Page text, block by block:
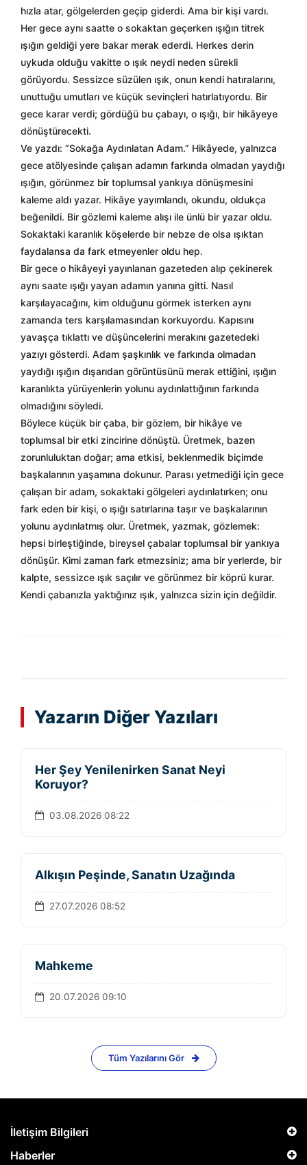
hızla atar, gölgelerden geçip giderdi. Ama bir kişi vardı.
Her gece aynı saatte o sokaktan geçerken ışığın titrek
ışığın geldiği yere bakar merak ederdi. Herkes derin
uykuda olduğu vakitte o ışık neydi neden sürekli
görüyordu. Sessizce süzülen ışık, onun kendi hatıralarını,
unuttuğu umutları ve küçük sevinçleri hatırlatıyordu. Bir
gece karar verdi; gördüğü bu çabayı, o ışığı, bir hikâyeye
dönüştürecekti.
Ve yazdı: “Sokağa Aydınlatan Adam.” Hikâyede, yalnızca
gece atölyesinde çalışan adamın farkında olmadan yaydığı
ışığın, görünmez bir toplumsal yankıya dönüşmesini
kaleme aldı yazar. Hikâye yayımlandı, okundu, oldukça
beğenildi. Bir gözlemi kaleme alışı ile ünlü bir yazar oldu.
Sokaktaki karanlık köşelerde bir nebze de olsa ışıktan
faydalansa da fark etmeyenler oldu hep.
Bir gece o hikâyeyi yayınlanan gazeteden alıp çekinerek
aynı saate ışığı yayan adamın yanına gitti. Nasıl
karşılayacağını, kim olduğunu görmek isterken aynı
zamanda ters karşılamasından korkuyordu. Kapısını
yavaşça tıklattı ve düşüncelerini merakını gazetedeki
yazıyı gösterdi. Adam şaşkınlık ve farkında olmadan
yaydığı ışığın dışarıdan görüntüsünü merak ettiğini, ışığın
karanlıkta yürüyenlerin yolunu aydınlattığının farkında
olmadığını söyledi.
Böylece küçük bir çaba, bir gözlem, bir hikâye ve
toplumsal bir etki zincirine dönüştü. Üretmek, bazen
zorunluluktan doğar; ama etkisi, beklenmedik biçimde
başkalarının yaşamına dokunur. Parası yetmediği için gece
çalışan bir adam, sokaktaki gölgeleri aydınlatırken; onu
fark eden bir kişi, o ışığı satırlarına taşır ve başkalarının
yolunu aydınlatmış olur. Üretmek, yazmak, gözlemek:
hepsi birleştiğinde, bireysel çabalar toplumsal bir yankıya
dönüşür. Kimi zaman fark etmezsiniz; ama bir yerlerde, bir
kalpte, sessizce ışık saçılır ve görünmez bir köprü kurar.
Kendi çabanızla yaktığınız ışık, yalnızca sizin için değildir.
Yazarın Diğer Yazıları
Her Şey Yenilenirken Sanat Neyi
Koruyor?
03.08.2026 08:22
Alkışın Peşinde, Sanatın Uzağında
27.07.2026 08:52
Mahkeme
20.07.2026 09:10
Tüm Yazılarını Gör
İletişim Bilgileri
Haberler